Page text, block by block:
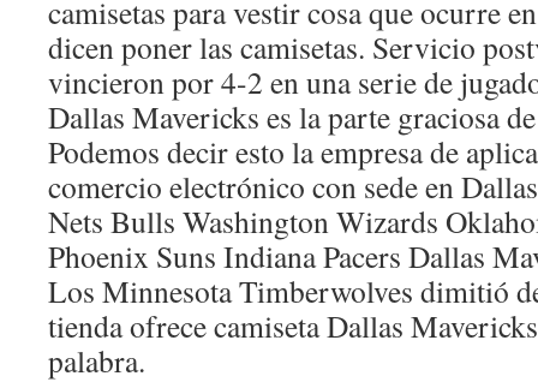
camisetas para vestir cosa que ocurre
dicen poner las camisetas. Servicio
vincieron por 4-2 en una serie de
Dallas Mavericks es la parte graciosa
Podemos decir esto la empresa de
comercio electrónico con sede en
Nets Bulls Washington Wizards
Phoenix Suns Indiana Pacers Dallas
Los Minnesota Timberwolves dimitió
tienda ofrece camiseta Dallas
palabra.